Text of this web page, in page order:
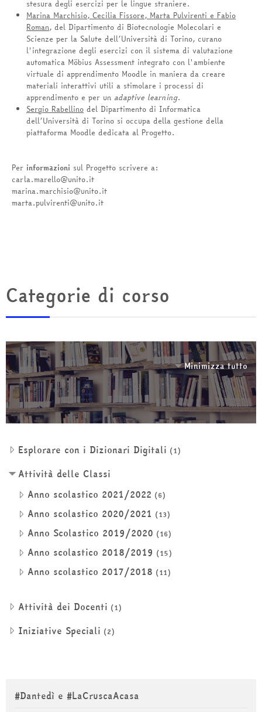
stesura degli esercizi per le lingue straniere.
Marina Marchisio, Cecilia Fissore, Marta Pulvirenti e Fabio
Roman, del Dipartimento di Biotecnologie Molecolari e
Scienze per la Salute dell’Università di Torino, curano
l'integrazione degli esercizi con il sistema di valutazione
automatica Möbius Assessment integrato con l'ambiente
virtuale di apprendimento Moodle in maniera da creare
materiali interattivi utili a stimolare i processi di
apprendimento e per un adaptive learning.
Sergio Rabellino del Dipartimento di Informatica
dell’Università di Torino si occupa della gestione della
piattaforma Moodle dedicata al Progetto.
Per informazioni sul Progetto scrivere a:
carla.marello@unito.it
marina.marchisio@unito.it
marta.pulvirenti@unito.it
Categorie di corso
Minimizza tutto
Esplorare con i Dizionari Digitali (1)
Attività delle Classi
Anno scolastico 2021/2022 (6)
Anno scolastico 2020/2021 (13)
Anno Scolastico 2019/2020 (16)
Anno scolastico 2018/2019 (15)
Anno scolastico 2017/2018 (11)
Attività dei Docenti (1)
Iniziative Speciali (2)
#Dantedì e #LaCruscaAcasa